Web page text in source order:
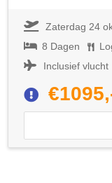
Zaterdag 24
8 Dagen
Inclusief vlucht